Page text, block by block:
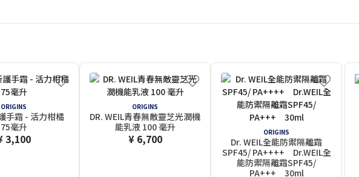
ORIGINS
手霜 - 活力柑橘
75毫升
3,100
ORIGINS
DR. WEIL青春無敵靈芝光潤機
能乳液 100 毫升
¥ 6,700 ORIGINS
Dr. WEIL全能防禦隔離霜
SPF45/ PA++++ Dr.WEIL全
能防禦隔離霜SPF45/
PA+++ 30ml